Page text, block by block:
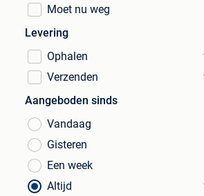
Moet nu weg
Levering
Ophalen
Verzenden
Aangeboden sinds
Vandaag
Gisteren
Een week
Altijd